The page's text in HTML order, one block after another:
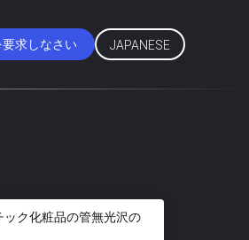
要求しなさい JAPANESE
ク化粧品の管無光沢の